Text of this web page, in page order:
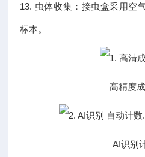
13. 虫体收集：接虫盒采用空
标本。
高精度
AI识别